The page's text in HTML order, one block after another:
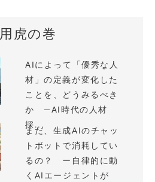
虎の巻
AIによって「優秀な人
材」の定義が変化した
ことを、どうみるべき
か —AI時代の人材
採...
まだ、生成AIのチャッ
トボットで消耗してい
るの？ ー自律的に動
くAIエージェントが